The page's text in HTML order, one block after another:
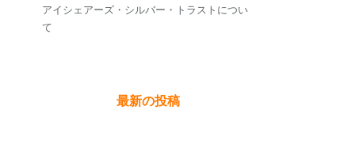
アイシェアーズ・シルバー・トラストについ
て
最新の投稿